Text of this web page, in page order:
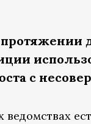
с
ведомствах